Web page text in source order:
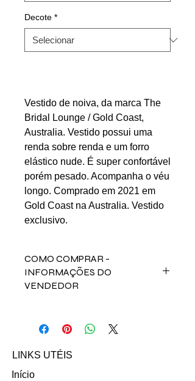
Decote *
Vestido de noiva, da marca The
Bridal Lounge / Gold Coast,
Australia. Vestido possui uma
renda sobre renda e um forro
elástico nude. É super confortável
porém pesado. Acompanha o véu
longo. Comprado em 2021 em
Gold Coast na Australia. Vestido
exclusivo.
COMO COMPRAR -
INFORMAÇÕES DO
VENDEDOR
Delgado no contato abaixo:
Email: aline.dn9@hotmail.com
LINKS UTÉIS
Início